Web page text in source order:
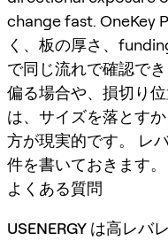
change fast. OneKey
く、板の厚さ、
で同じ流れで確認で
偏る場合や、損切り
は、サイズを落とす
方が現実的です。 レ
件を書いておきます。
よくある質問
USENERGY は高レバ